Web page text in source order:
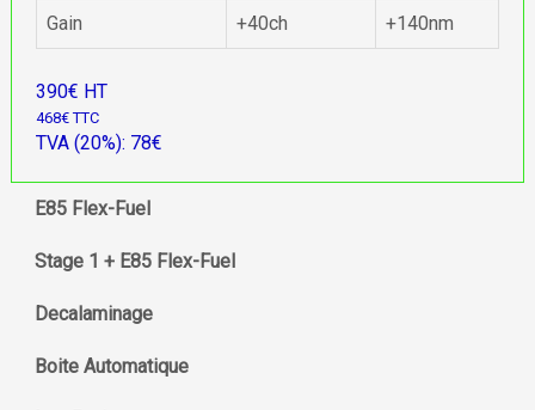
Gain +40ch +140nm
390€ HT
468€ TTC
TVA (20%): 78€
E85 Flex-Fuel
Stage 1 + E85 Flex-Fuel
Decalaminage
Boite Automatique